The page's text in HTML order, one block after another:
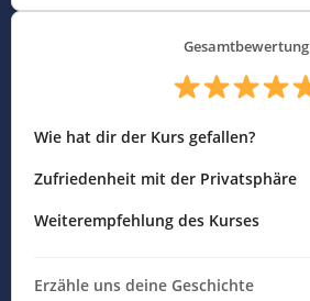
Gesamtbewertung
Wie hat dir der Kurs gefallen?
Zufriedenheit mit der Privatsphäre
Weiterempfehlung des Kurses
Erzähle uns deine Geschichte